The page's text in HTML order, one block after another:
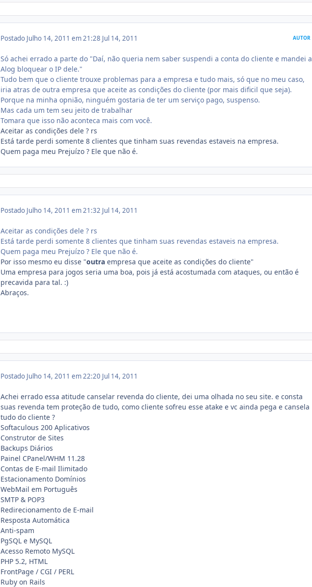
Postado Julho 14, 2011 em 21:28 Jul 14, 2011 AUTOR
Só achei errado a parte do "Daí, não queria nem saber suspendi a conta do cliente e mandei a
Alog bloquear o IP dele."
Tudo bem que o cliente trouxe problemas para a empresa e tudo mais, só que no meu caso,
iria atras de outra empresa que aceite as condições do cliente (por mais dificil que seja).
Porque na minha opnião, ninguém gostaria de ter um serviço pago, suspenso.
Mas cada um tem seu jeito de trabalhar
Tomara que isso não aconteca mais com você.
Aceitar as condições dele ? rs
Está tarde perdi somente 8 clientes que tinham suas revendas estaveis na empresa.
Quem paga meu Prejuízo ? Ele que não é.
Postado Julho 14, 2011 em 21:32 Jul 14, 2011
Aceitar as condições dele ? rs
Está tarde perdi somente 8 clientes que tinham suas revendas estaveis na empresa.
Quem paga meu Prejuízo ? Ele que não é.
Por isso mesmo eu disse "outra empresa que aceite as condições do cliente"
Uma empresa para jogos seria uma boa, pois já está acostumada com ataques, ou então é
precavida para tal. :)
Abraços.
Postado Julho 14, 2011 em 22:20 Jul 14, 2011
Achei errado essa atitude canselar revenda do cliente, dei uma olhada no seu site. e consta
suas revenda tem proteção de tudo, como cliente sofreu esse atake e vc ainda pega e cansela
tudo do cliente ?
Softaculous 200 Aplicativos
Construtor de Sites
Backups Diários
Painel CPanel/WHM 11.28
Contas de E-mail Ilimitado
Estacionamento Domínios
WebMail em Português
SMTP & POP3
Redirecionamento de E-mail
Resposta Automática
Anti-spam
PgSQL e MySQL
Acesso Remoto MySQL
PHP 5.2, HTML
FrontPage / CGI / PERL
Ruby on Rails